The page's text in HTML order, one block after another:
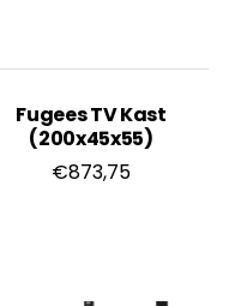
Fugees TV Kast
(200x45x55)
€873,75